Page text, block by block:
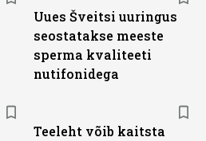
Uues Šveitsi uuringus
seostatakse meeste
sperma kvaliteeti
nutifonidega
Teeleht võib kaitsta